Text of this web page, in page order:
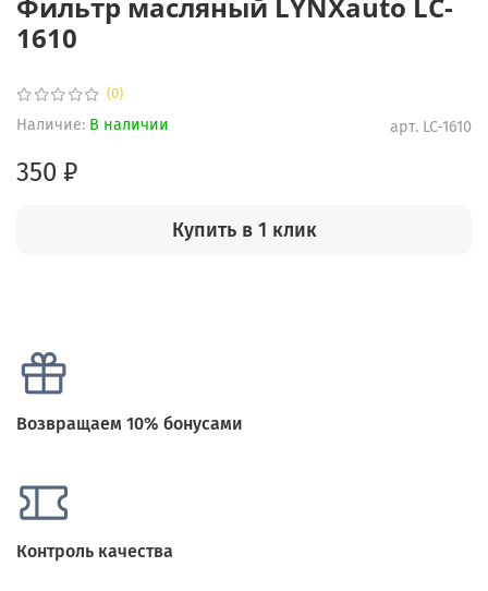
(0)
арт. LC-1610
Наличие: В наличии
1610
350 ₽
Купить в 1 клик
Возвращаем 10% бонусами
Контроль качества